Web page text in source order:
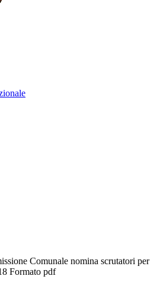
Comunale nomina scrutatori per
Formato pdf